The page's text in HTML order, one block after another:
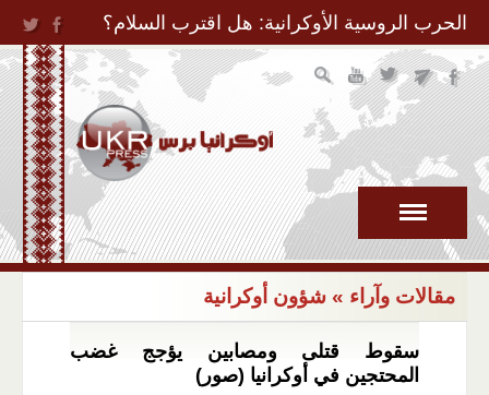
Jump to Navigation
الحرب الروسية الأوكرانية: هل اقترب السلام؟
مقالات وآراء » شؤون أوكرانية
سقوط قتلى ومصابين يؤجج غضب
المحتجين في أوكرانيا (صور)